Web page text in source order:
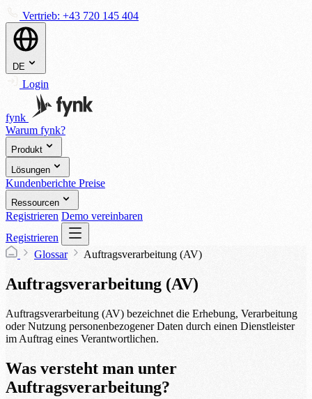
Vertrieb: +43 720 145 404
DE
Login
fynk
Warum fynk?
Produkt
Lösungen
Kundenberichte Preise
Ressourcen
Registrieren Demo vereinbaren
Registrieren
Glossar
Auftragsverarbeitung (AV)
Auftragsverarbeitung (AV)
Auftragsverarbeitung (AV) bezeichnet die Erhebung, Verarbeitung
oder Nutzung personenbezogener Daten durch einen Dienstleister
im Auftrag eines Verantwortlichen.
Was versteht man unter
Auftragsverarbeitung?